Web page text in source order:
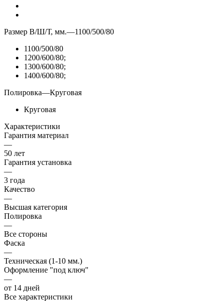
Размер В/Ш/Т, мм.—1100/500/80
1100/500/80
1200/600/80;
1300/600/80;
1400/600/80;
Полировка—Круговая
Круговая
Характеристики
Гарантия материал
—
50 лет
Гарантия установка
—
3 года
Качество
—
Высшая категория
Полировка
—
Все стороны
Фаска
—
Техническая (1-10 мм.)
Оформление "под ключ"
—
от 14 дней
Все характеристики